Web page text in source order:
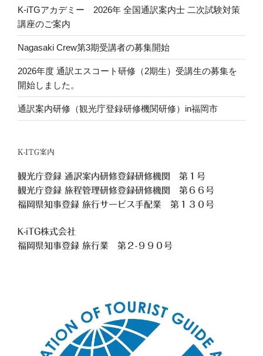
K-iTGアカデミー 2026年 全国通訳案内士 二次試験対策
講座のご案内
Nagasaki Crew第3期受講者の募集開始
2026年度 通訳エスコート研修（2期生）受講生の募集を
開始しました。
通訳案内研修（観光庁登録研修機関研修）in福岡市
K-ITG案内
観光庁登録 通訳案内研修登録研修機関 第１号
観光庁登録 旅程管理研修登録研修機関 第６６号
福岡県知事登録 旅行サービス手配業 第１３０号
K-iTG株式会社
福岡県知事登録 旅行業 第２-９９０号